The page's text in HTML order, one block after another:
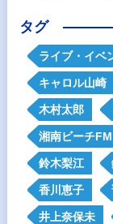
タグ
ライブ・イベ
キャロル山崎
木村太郎
湘南ビーチ
鈴木梨江
香川恵子
井上奈保未